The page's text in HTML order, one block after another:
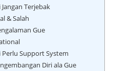
Terjebak
& Salah
Gue
Support System
Diri ala Gue